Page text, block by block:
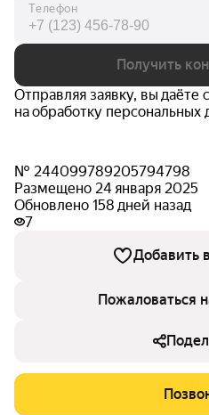
Телефон
Получить
Отправляя заявку, вы даёте
на обработку персональных
№ 244099789205794798
Размещено 24 января 2025
Обновлено 158 дней назад
7
Добавить
Пожаловаться